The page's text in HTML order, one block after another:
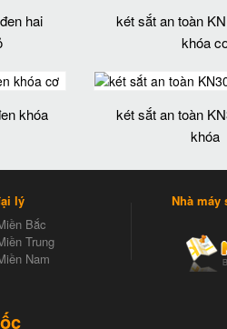
hai
két sắt an toàn
khóa
khóa
két sắt an toàn
khóa
lý
Bắc
Trung
Nam
Nhà máy